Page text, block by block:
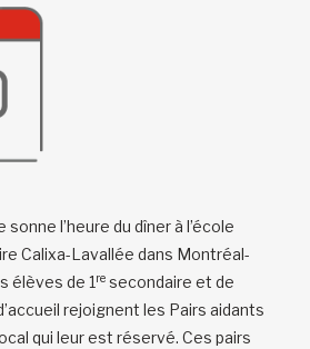
sonne l’heure du dîner à l’école
Calixa-Lavallée dans Montréal-
élèves de 1 re secondaire et de
rejoignent les Pairs aidants
qui leur est réservé. Ces pairs